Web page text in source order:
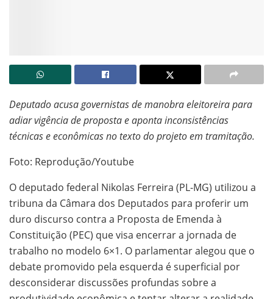
Deputado acusa governistas de manobra eleitoreira para
adiar vigência de proposta e aponta inconsistências
técnicas e econômicas no texto do projeto em tramitação.
Foto: Reprodução/Youtube
O deputado federal Nikolas Ferreira (PL-MG) utilizou a
tribuna da Câmara dos Deputados para proferir um
duro discurso contra a Proposta de Emenda à
Constituição (PEC) que visa encerrar a jornada de
trabalho no modelo 6×1. O parlamentar alegou que o
debate promovido pela esquerda é superficial por
desconsiderar discussões profundas sobre a